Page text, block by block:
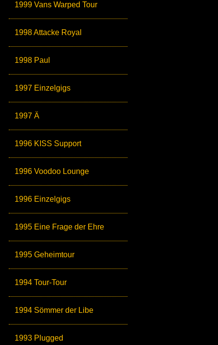
1999 Vans Warped Tour
1998 Attacke Royal
1998 Paul
1997 Einzelgigs
1997 Ä
1996 KISS Support
1996 Voodoo Lounge
1996 Einzelgigs
1995 Eine Frage der Ehre
1995 Geheimtour
1994 Tour-Tour
1994 Sömmer der Libe
1993 Plugged